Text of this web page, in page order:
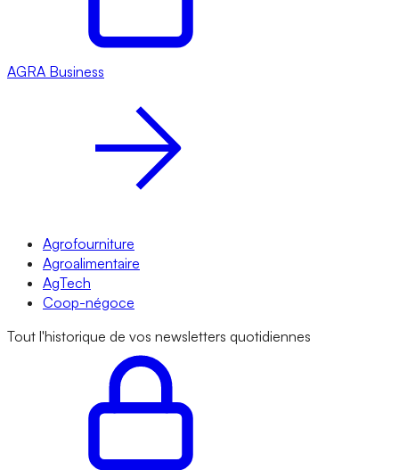
AGRA Business
Agrofourniture
Agroalimentaire
AgTech
Coop-négoce
Tout l'historique de vos newsletters quotidiennes